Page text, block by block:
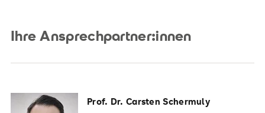
Ihre Ansprechpartner:innen
Prof. Dr. Carsten Schermuly